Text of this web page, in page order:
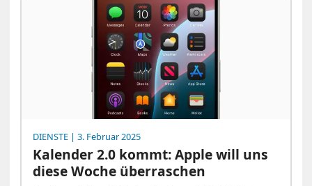
DIENSTE | 3. Februar 2025
Kalender 2.0 kommt: Apple will uns
diese Woche überraschen